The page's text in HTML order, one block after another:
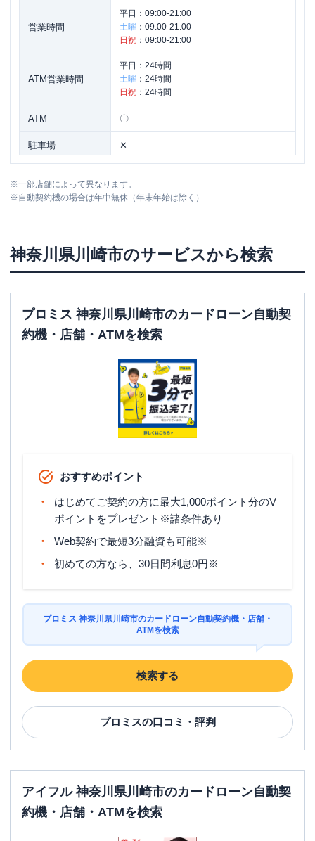
営業時間
平日： 09:00-21:00
土曜 ： 09:00-21:00
日祝 ： 09:00-21:00
ATM営業時間
平日： 24時間
土曜 ： 24時間
日祝 ： 24時間
ATM 〇
駐車場 ✕
住所
KFBビル4F
営業時間
平日：09:00-21:00
土曜 ： 09:00-21:00
日祝：09:00-21:00
土曜：24時間
日祝：24時間
〇
✕
川崎市川崎区の情報一覧
アコム 川崎駅前むじんくんコーナー
平日：
09:00-21:00
平日：24時間
24時間
駐車場 ✕
住所
神奈川県川崎市川崎区駅前本町５－３
川崎市高津区の情報一覧
※一部店舗によって異なります。
※自動契約機の場合は年中無休（年末年始は除く）
神奈川県川崎市のサービスから検索
プロミス 神奈川県川崎市のカードローン自動契
約機・店舗・ATMを検索
おすすめポイント
はじめてご契約の方に最大1,000ポイント分のV
ポイントをプレゼント※諸条件あり
Web契約で最短3分融資も可能※
初めての方なら、30日間利息0円※
プロミス 神奈川県川崎市のカードローン自動契約機・店舗・
ATMを検索
検索する
プロミスの口コミ・評判
アイフル 神奈川県川崎市のカードローン自動契
約機・店舗・ATMを検索